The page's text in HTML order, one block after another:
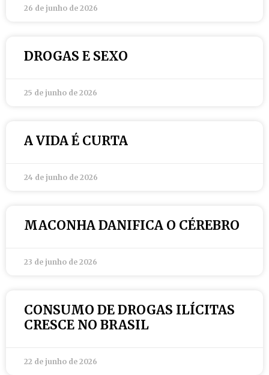
26 de junho de 2026
DROGAS E SEXO
25 de junho de 2026
A VIDA É CURTA
24 de junho de 2026
MACONHA DANIFICA O CÉREBRO
23 de junho de 2026
CONSUMO DE DROGAS ILÍCITAS
CRESCE NO BRASIL
22 de junho de 2026